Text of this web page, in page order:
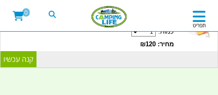
20LITRE WATER CONTAINER WITH TAP
CAMPINGLIFE ISRAEL קמפינג לייף
כמות:
מחיר: ₪120
תפריט
0